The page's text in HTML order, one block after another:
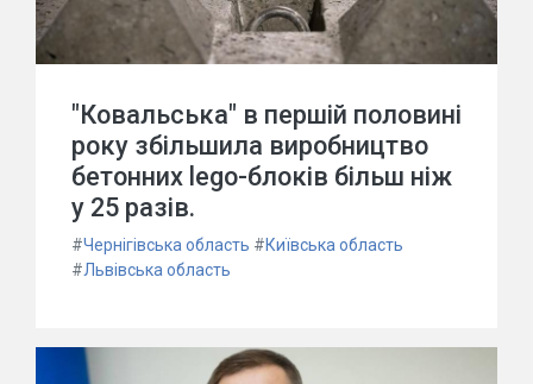
"Ковальська" в першій половині
року збільшила виробництво
бетонних lego-блоків більш ніж
у 25 разів.
#Чернігівська область #Київська область
#Львівська область